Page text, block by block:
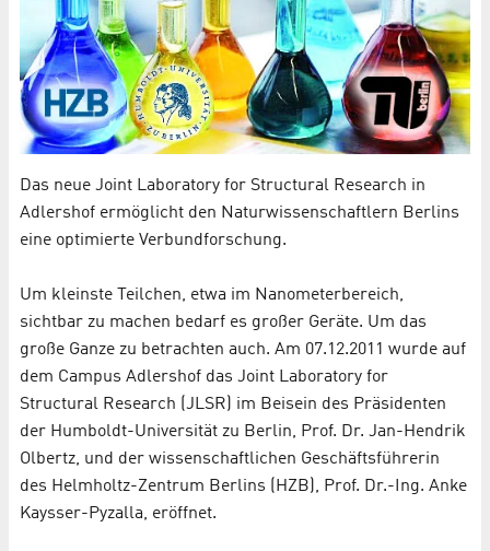
Das neue Joint Laboratory for Structural Research in
Adlershof ermöglicht den Naturwissenschaftlern Berlins
eine optimierte Verbundforschung.
Um kleinste Teilchen, etwa im Nanometerbereich,
sichtbar zu machen bedarf es großer Geräte. Um das
große Ganze zu betrachten auch. Am 07.12.2011 wurde auf
dem Campus Adlershof das Joint Laboratory for
Structural Research (JLSR) im Beisein des Präsidenten
der Humboldt-Universität zu Berlin, Prof. Dr. Jan-Hendrik
Olbertz, und der wissenschaftlichen Geschäftsführerin
des Helmholtz-Zentrum Berlins (HZB), Prof. Dr.-Ing. Anke
Kaysser-Pyzalla, eröffnet.